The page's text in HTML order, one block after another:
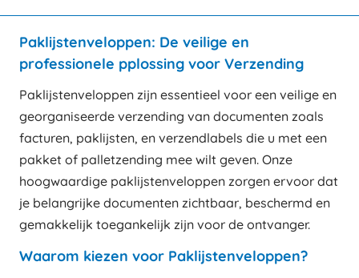
Paklijstenveloppen: De veilige en
professionele pplossing voor Verzending
Paklijstenveloppen zijn essentieel voor een veilige en
georganiseerde verzending van documenten zoals
facturen, paklijsten, en verzendlabels die u met een
pakket of palletzending mee wilt geven. Onze
hoogwaardige paklijstenveloppen zorgen ervoor dat
je belangrijke documenten zichtbaar, beschermd en
gemakkelijk toegankelijk zijn voor de ontvanger.
Waarom kiezen voor Paklijstenveloppen?